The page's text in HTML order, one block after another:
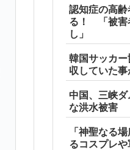
認知症の高
る！ 「被害
し」
韓国サッカ
収していた事
中国、三峡
な洪水被害
「神聖なる
るコスプレ